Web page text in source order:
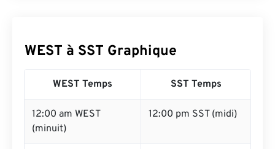
WEST à SST Graphique
WEST Temps SST Temps
12:00 am WEST
(minuit)
12:00 pm SST (midi)